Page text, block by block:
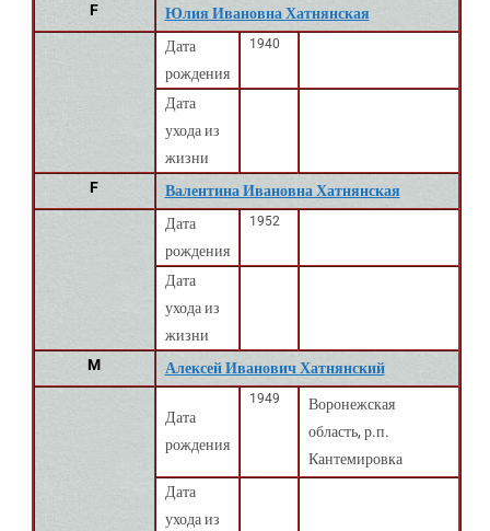
F
Юлия Ивановна Хатнянская
Дата
рождения
1940
Дата
ухода из
жизни
F
Валентина Ивановна Хатнянская
Дата
рождения
1952
Дата
ухода из
жизни
M
Алексей Иванович Хатнянский
Дата
рождения
1949
Воронежская
область, р.п.
Кантемировка
Дата
ухода из